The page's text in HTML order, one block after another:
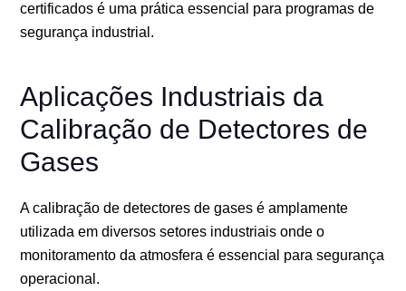
certificados é uma prática essencial para programas de
segurança industrial.
Aplicações Industriais da
Calibração de Detectores de
Gases
A calibração de detectores de gases é amplamente
utilizada em diversos setores industriais onde o
monitoramento da atmosfera é essencial para segurança
operacional.